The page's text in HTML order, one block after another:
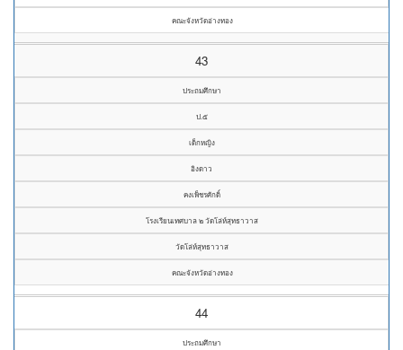
คณะจังหวัดอ่างทอง
43
ประถมศึกษา
ป.๕
เด็กหญิง
อิงดาว
คงเพ็ชรศักดิ์
โรงเรียนเทศบาล ๒ วัดโล่ห์สุทธาวาส
วัดโล่ห์สุทธาวาส
คณะจังหวัดอ่างทอง
44
ประถมศึกษา